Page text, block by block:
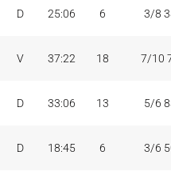
D 25:06 6 3/8
V 37:22 18 7/10
D 33:06 13 5/6
D 18:45 6 3/6